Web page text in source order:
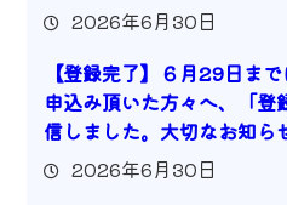
2026年6月30日
【登録完了】６月29日ま
申込み頂いた方々へ、「
信しました。大切なお知ら
2026年6月30日